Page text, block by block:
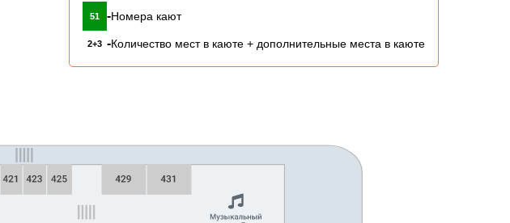
51 -Номера кают
2+3 -Количество мест в каюте + дополнительные места в каюте